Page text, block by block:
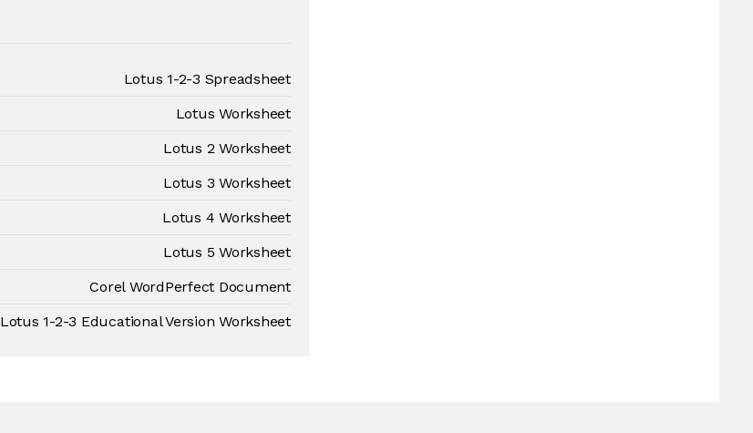
Lotus 1-2-3 Spreadsheet
Lotus Worksheet
Lotus 2 Worksheet
Lotus 3 Worksheet
Lotus 4 Worksheet
Lotus 5 Worksheet
Corel WordPerfect Document
Lotus 1-2-3 Educational Version Worksheet